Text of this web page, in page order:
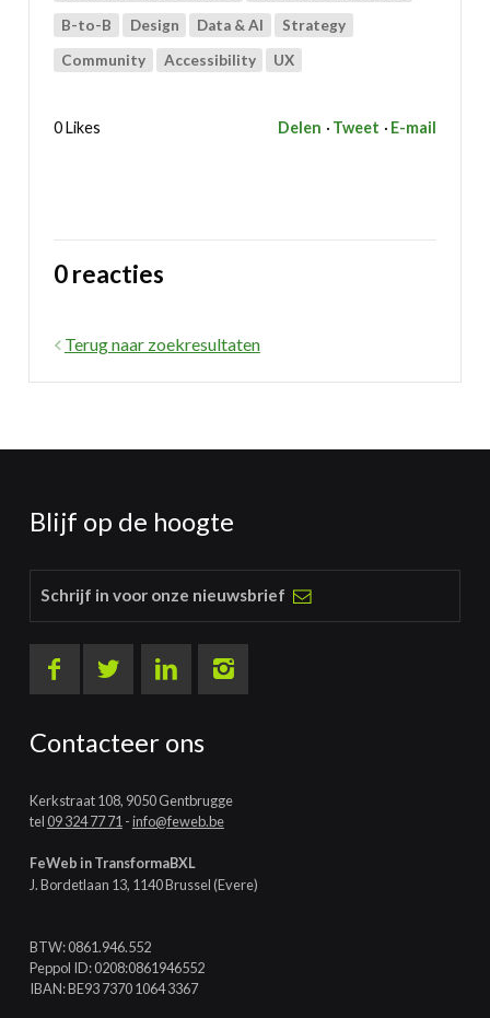
B-to-B Design Data & AI Strategy
Community Accessibility UX
0 Likes Delen Tweet E-mail
0 reacties
Terug naar zoekresultaten
Blijf op de hoogte
Schrijf in voor onze nieuwsbrief
Contacteer ons
Kerkstraat 108, 9050 Gentbrugge
tel09 324 77 71 -info@feweb.be
FeWeb in TransformaBXL
J. Bordetlaan 13, 1140 Brussel (Evere)
BTW: 0861.946.552
Peppol ID: 0208:0861946552
IBAN: BE93 7370 1064 3367